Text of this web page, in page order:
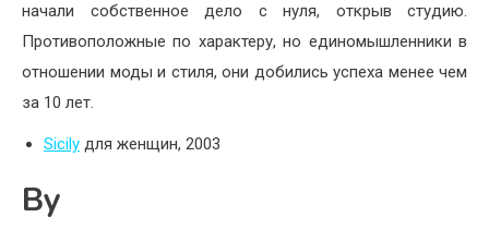
начали собственное дело с нуля, открыв студию.
Противоположные по характеру, но единомышленники в
отношении моды и стиля, они добились успеха менее чем
за 10 лет.
Sicily для женщин, 2003
By